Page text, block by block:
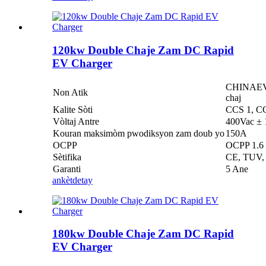
120kw Double Chaje Zam DC Rapid
EV Charger
Non Atik
chaj
Kalite Sòti
CCS 1,
Vòltaj Antre
400Vac ±
Kouran maksimòm pwodiksyon zam doub yo150A
OCPP
OCPP
Sètifika
CE,
Garanti
5 Ane
ankètdetay
180kw Double Chaje Zam DC Rapid
EV Charger